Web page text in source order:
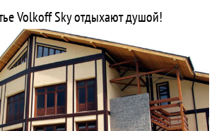
Volkoff Sky отдыхают душой!